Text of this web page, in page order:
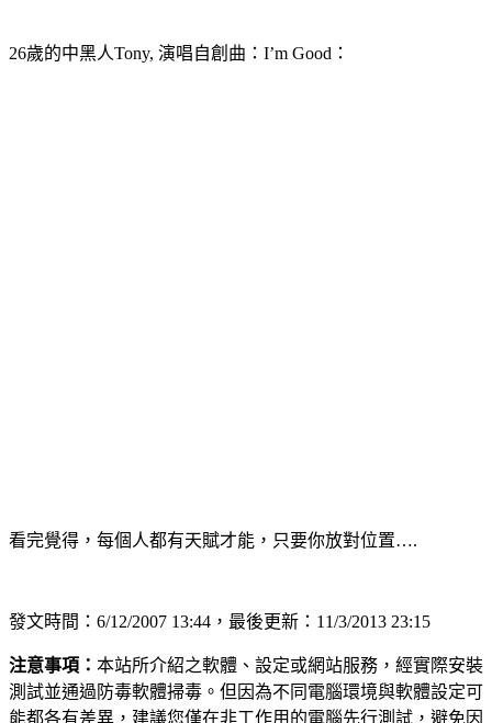
26歲的中黑人Tony, 演唱自創曲：I’m Good：
看完覺得，每個人都有天賦才能，只要你放對位置….
發文時間：6/12/2007 13:44，最後更新：11/3/2013 23:15
注意事項： 本站所介紹之軟體、設定或網站服務，經實際安裝
測試並通過防毒軟體掃毒。但因為不同電腦環境與軟體設定可
能都各有差異，建議您僅在非工作用的電腦先行測試，避免因